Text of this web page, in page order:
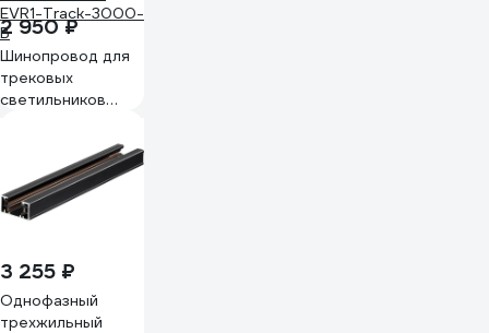
2 950 ₽
Шинопровод для
трековых
светильников
черный AAX-EVR1-
3000-B AAX-
EVR1-Track-3000-
3 255 ₽
Однофазный
трехжильный